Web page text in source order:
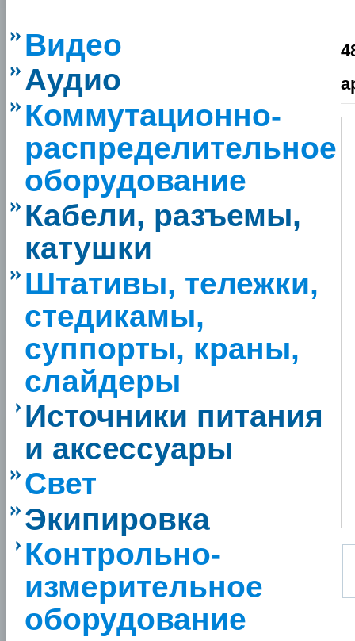
Видео
Аудио
Коммутационно-
распределительное
оборудование
Кабели, разъемы,
катушки
Штативы, тележки,
стедикамы,
суппорты, краны,
слайдеры
Источники питания
и аксессуары
Свет
Экипировка
Контрольно-
измерительное
оборудование